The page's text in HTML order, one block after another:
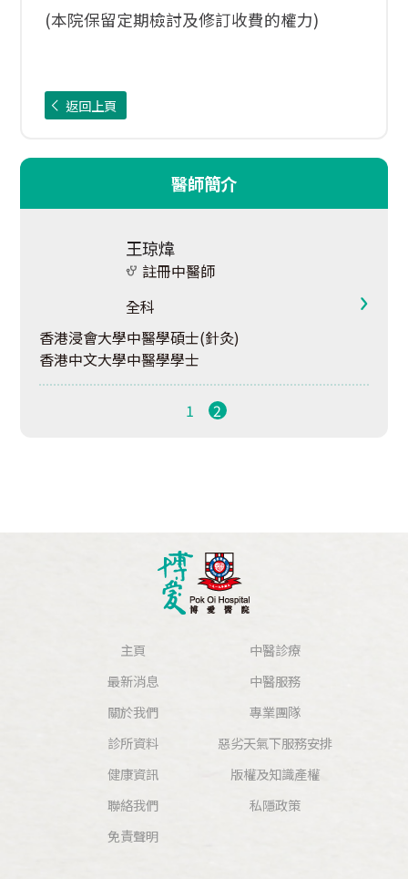
(本院保留定期檢討及修訂收費的權力)
返回上頁
醫師簡介
王琼煒
註冊中醫師
全科
香港浸會大學中醫學碩士(針灸)
香港中文大學中醫學學士
1 2
主頁
最新消息
關於我們
中醫診療
中醫服務
專業團隊
診所資料
健康資訊
聯絡我們
惡劣天氣下服務安排
版權及知識產權
私隱政策
免責聲明